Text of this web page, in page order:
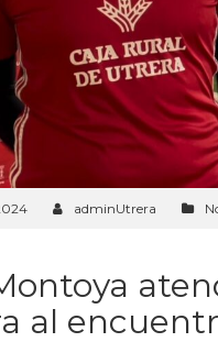
adminUtrera
al